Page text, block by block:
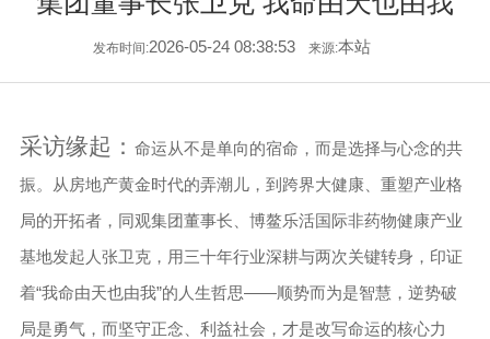
发布时间:2026-05-24 08:38:53 来源:本站
采访缘起： 命运从不是单向的宿命，而是选择与心念的共
振。从房地产黄金时代的弄潮儿，到跨界大健康、重塑产业格
局的开拓者，同观集团董事长、博鳌乐活国际非药物健康产业
基地发起人张卫克，用三十年行业深耕与两次关键转身，印证
着“我命由天也由我”的人生哲思——顺势而为是智慧，逆势破
局是勇气，而坚守正念、利益社会 ，才是改写命运的核心力